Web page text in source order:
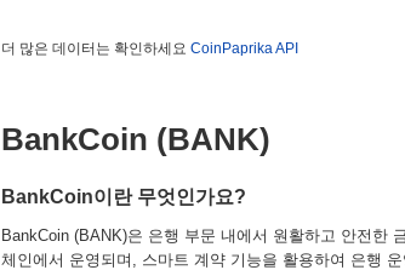
더 많은 데이터는 확인하세요 CoinPaprika API
BankCoin (BANK)
BankCoin이란 무엇인가요?
BankCoin (BANK)은 은행 부문 내에서 원활하고 안전한
체인에서 운영되며, 스마트 계약 기능을 활용하여 은행